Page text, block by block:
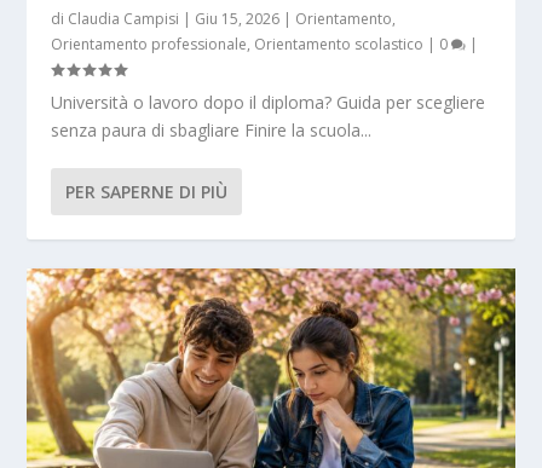
di Claudia Campisi | Giu 15, 2026 | Orientamento,
Orientamento professionale, Orientamento scolastico | 0 |
Università o lavoro dopo il diploma? Guida per scegliere
senza paura di sbagliare Finire la scuola...
PER SAPERNE DI PIÙ